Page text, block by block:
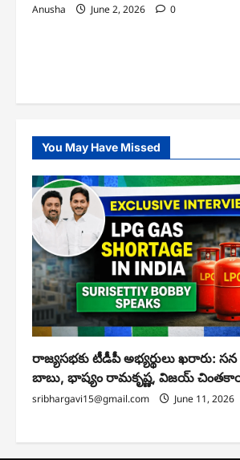
Anusha June 2, 2026 0
You May Have Missed
రాజ్యసభకు టీడీపీ అభ్యర్థులు ఖరారు:
బాబు, భాష్యం రామకృష్ణ, విజయ్
sribhargavi15@gmail.com June 11, 2026